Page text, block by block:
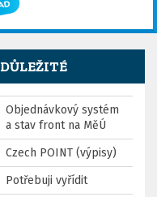
DŮLEŽITÉ
Objednávkový systém
a stav front na MěÚ
Czech POINT (výpisy)
Potřebuji vyřídit